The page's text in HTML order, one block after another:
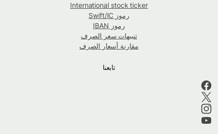
International stock ticker
رموز Swift/IC
رموز IBAN
تنبيهات سعر الصرف
مقارنة أسعار الصرف
تابعنا